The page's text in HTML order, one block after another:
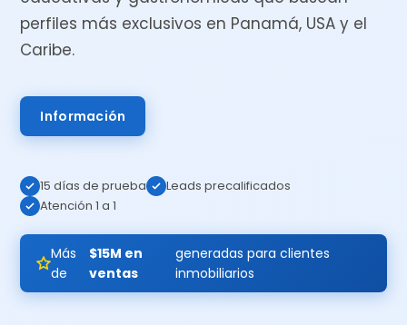
perfiles más exclusivos en Panamá, USA y el
Caribe.
Información
15 días de prueba
Leads precalificados
Atención 1 a 1
Más
de
$15M en
ventas
generadas para clientes
inmobiliarios